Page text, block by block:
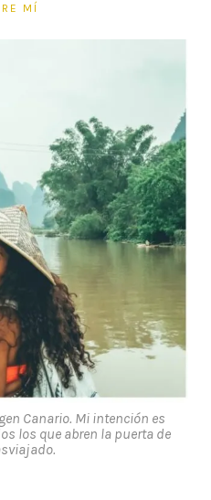
MÍ
Canario. Mi intención es
los que abren la puerta de